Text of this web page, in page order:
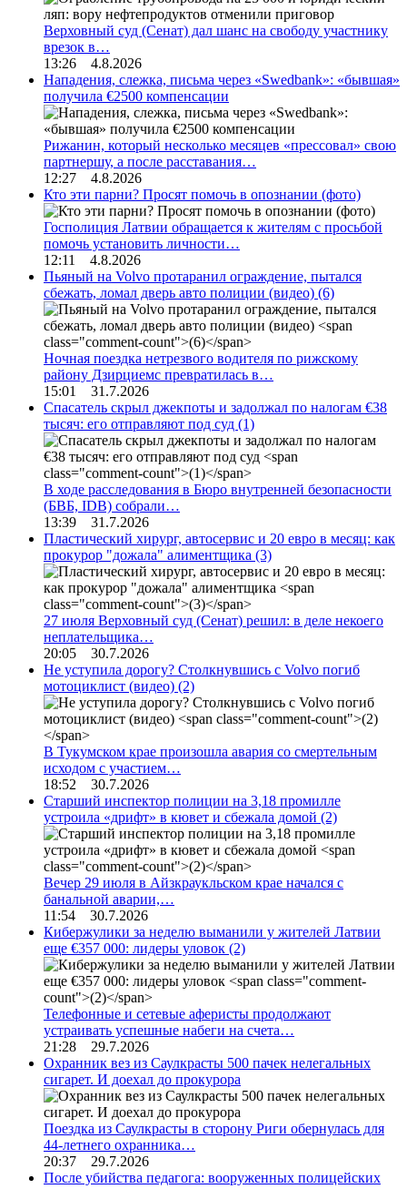
Верховный суд (Сенат) дал шанс на свободу участнику
врезок в…
13:26 4.8.2026
Нападения, слежка, письма через «Swedbank»: «бывшая»
получила €2500 компенсации
Рижанин, который несколько месяцев «прессовал» свою
партнершу, а после расставания…
12:27 4.8.2026
Кто эти парни? Просят помочь в опознании (фото)
Госполиция Латвии обращается к жителям с просьбой
помочь установить личности…
12:11 4.8.2026
Пьяный на Volvo протаранил ограждение, пытался
сбежать, ломал дверь авто полиции (видео) (6)
Ночная поездка нетрезвого водителя по рижскому
району Дзирциемс превратилась в…
15:01 31.7.2026
Спасатель скрыл джекпоты и задолжал по налогам €38
тысяч: его отправляют под суд (1)
В ходе расследования в Бюро внутренней безопасности
(БВБ, IDB) собрали…
13:39 31.7.2026
Пластический хирург, автосервис и 20 евро в месяц: как
прокурор "дожала" алиментщика (3)
27 июля Верховный суд (Сенат) решил: в деле некоего
неплательщика…
20:05 30.7.2026
Не уступила дорогу? Столкнувшись с Volvo погиб
мотоциклист (видео) (2)
В Тукумском крае произошла авария со смертельным
исходом с участием…
18:52 30.7.2026
Старший инспектор полиции на 3,18 промилле
устроила «дрифт» в кювет и сбежала домой (2)
Вечер 29 июля в Айзкраукльском крае начался с
банальной аварии,…
11:54 30.7.2026
Кибержулики за неделю выманили у жителей Латвии
еще €357 000: лидеры уловок (2)
Телефонные и сетевые аферисты продолжают
устраивать успешные набеги на счета…
21:28 29.7.2026
Охранник вез из Саулкрасты 500 пачек нелегальных
сигарет. И доехал до прокурора
Поездка из Саулкрасты в сторону Риги обернулась для
44-летнего охранника…
20:37 29.7.2026
После убийства педагога: вооруженных полицейских